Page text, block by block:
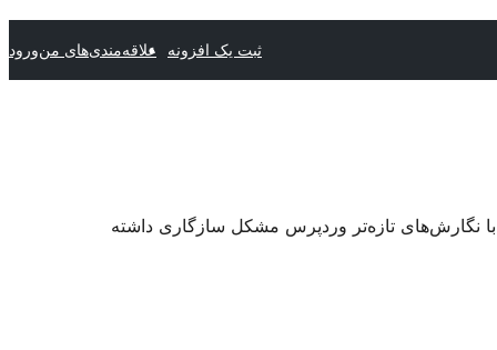
ثبت یک افزونه علاقه‌مندی‌های منورود
با نگارش‌های تازه‌تر وردپرس مشکل سازگاری داشته